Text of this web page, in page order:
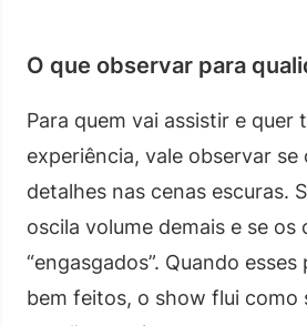
O que observar para
Para quem vai assistir e quer
experiência, vale observar
detalhes nas cenas escuras.
oscila volume demais e se
“engasgados”. Quando
bem feitos, o show flui como